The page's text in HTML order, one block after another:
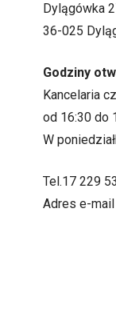
Dylągówka
36-025
Godziny
od 16:30 do
W
Tel.17 229
Adres e-mail